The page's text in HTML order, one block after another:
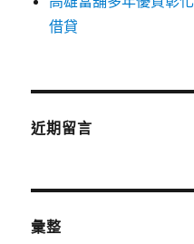
借貸
近期留言
彙整